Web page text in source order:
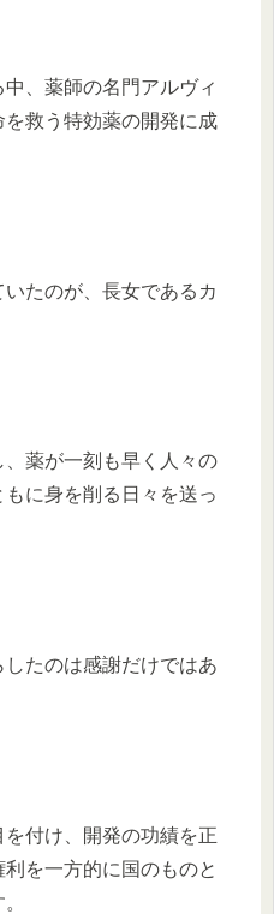
、薬師の名門アルヴィ
救う特効薬の開発に成
たのが、長女であるカ
薬が一刻も早く人々の
に身を削る日々を送っ
たのは感謝だけではあ
付け、開発の功績を正
を一方的に国のものと